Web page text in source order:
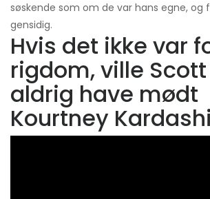
søskende som om de var hans egne, og
gensidig.
Hvis det ikke var
rigdom, ville
aldrig have mødt
Kourtney